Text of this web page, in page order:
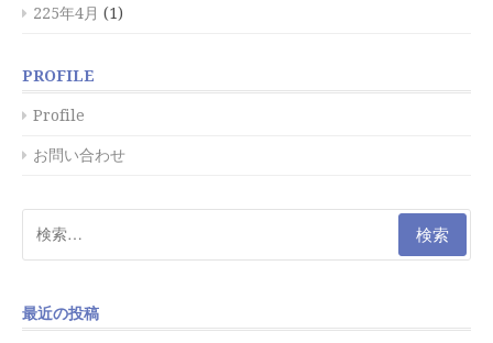
225年4月 (1)
PROFILE
Profile
お問い合わせ
索:
最近の投稿